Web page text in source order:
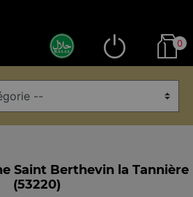
0
Saint Berthevin la Tannière
(53220)